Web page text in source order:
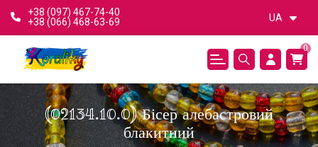
+38 (097) 467-74-40
+38 (066) 468-63-69
UA
0
(02134.10.0) Бісер алебастровий
блакитний